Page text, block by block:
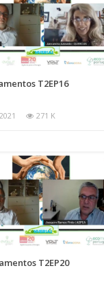
T2EP16
271 K
T2EP20